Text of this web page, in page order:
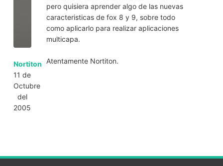
Nortiton
11 de
Octubre
del
2005
pero quisiera aprender algo de las nuevas
caracteristicas de fox 8 y 9, sobre todo
como aplicarlo para realizar aplicaciones
multicapa.
Atentamente Nortiton.